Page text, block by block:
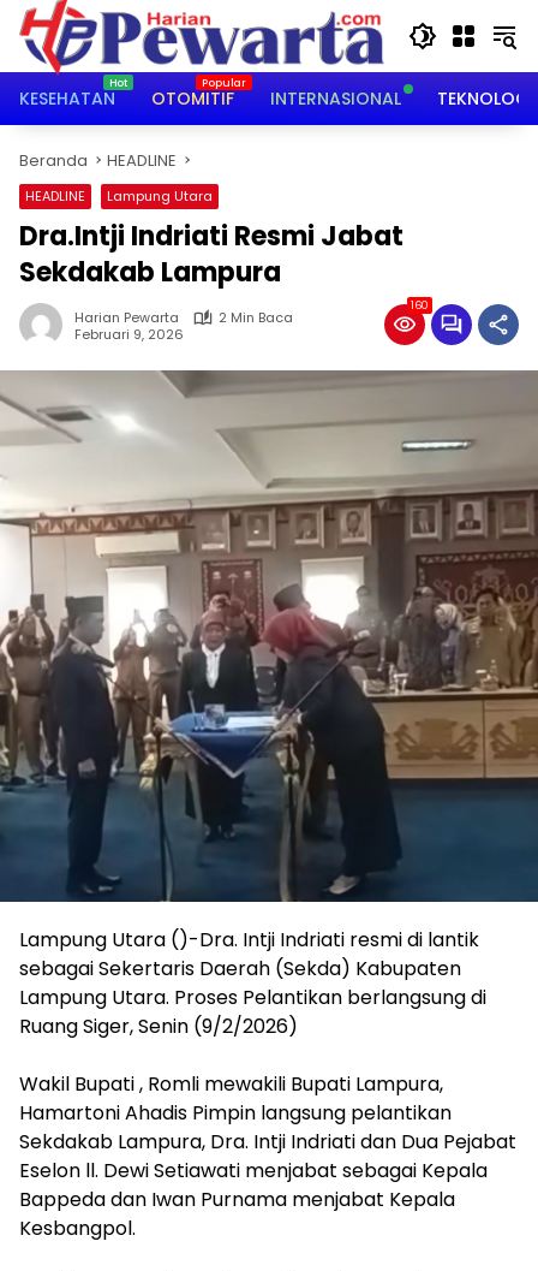
Langsung
konten
KESEHATAN
OTOMITIF INTERNASIONAL TEKNOLOGI
Beranda HEADLINE
HEADLINE Lampung Utara
‎Dra.Intji Indriati Resmi Jabat
Sekdakab Lampura
Harian Pewarta
2 Min Baca
Februari 9, 2026
160
Lampung Utara ()-Dra. Intji Indriati resmi di lantik
sebagai Sekertaris Daerah (Sekda) Kabupaten
Lampung Utara. Proses Pelantikan berlangsung di
Ruang Siger, Senin (9/2/2026)
‎Wakil Bupati , Romli mewakili Bupati Lampura,
Hamartoni Ahadis Pimpin langsung pelantikan
Sekdakab Lampura, Dra. Intji Indriati dan Dua Pejabat
Eselon ll. Dewi Setiawati menjabat sebagai Kepala
Bappeda dan Iwan Purnama menjabat Kepala
Kesbangpol.